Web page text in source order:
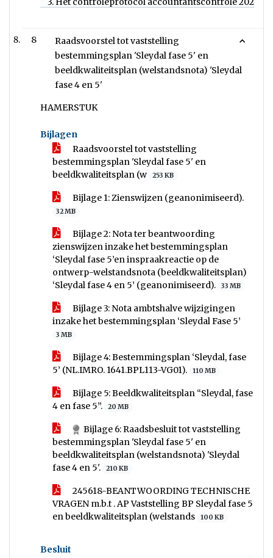
8
Raadsvoorstel tot vaststelling
bestemmingsplan 'Sleydal fase 5' en
beeldkwaliteitsplan (welstandsnota) 'Sleydal
fase 4 en 5'
HAMERSTUK
Bijlagen
Raadsvoorstel tot vaststelling
bestemmingsplan 'Sleydal fase 5' en
beeldkwaliteitsplan (w
253 KB
Bijlage 1: Zienswijzen (geanonimiseerd).
32 MB
Bijlage 2: Nota ter beantwoording
zienswijzen inzake het bestemmingsplan
‘Sleydal fase 5’en inspraakreactie op de
ontwerp-welstandsnota (beeldkwaliteitsplan)
‘Sleydal fase 4 en 5’ (geanonimiseerd).
33 MB
Bijlage 3: Nota ambtshalve wijzigingen
inzake het bestemmingsplan ‘Sleydal Fase 5’
3 MB
Bijlage 4: Bestemmingsplan ‘Sleydal, fase
5’ (NL.IMRO. 1641.BPL113-VG01).
110 MB
Bijlage 5: Beeldkwaliteitsplan “Sleydal, fase
4 en fase 5”.
20 MB
Bijlage 6: Raadsbesluit tot vaststelling
bestemmingsplan 'Sleydal fase 5' en
beeldkwaliteitsplan (welstandsnota) 'Sleydal
fase 4 en 5'.
210 KB
245618-BEANTWOORDING TECHNISCHE
VRAGEN m.b.t . AP Vaststelling BP Sleydal fase 5
en beeldkwaliteitsplan (welstands
100 KB
Besluit